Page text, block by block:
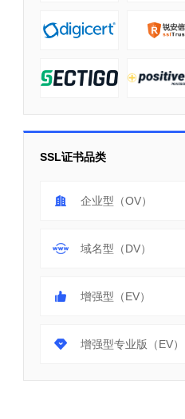
SSL证书品类
企业型（OV）
域名型（DV）
增强型（EV）
增强型专业版（EV）